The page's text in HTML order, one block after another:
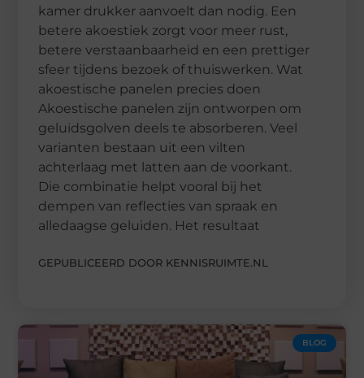
kamer drukker aanvoelt dan nodig. Een
betere akoestiek zorgt voor meer rust,
betere verstaanbaarheid en een prettiger
sfeer tijdens bezoek of thuiswerken. Wat
akoestische panelen precies doen
Akoestische panelen zijn ontworpen om
geluidsgolven deels te absorberen. Veel
varianten bestaan uit een vilten
achterlaag met latten aan de voorkant.
Die combinatie helpt vooral bij het
dempen van reflecties van spraak en
alledaagse geluiden. Het resultaat
GEPUBLICEERD DOOR KENNISRUIMTE.NL
BLOG